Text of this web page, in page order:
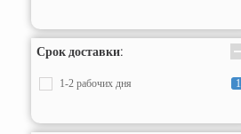
Срок доставки:
1-2 рабочих дня 1